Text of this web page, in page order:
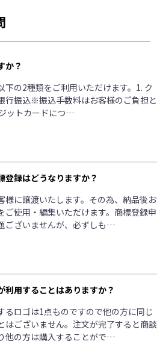
か？
下の2種類をご利用いただけます。1. ク
行振込※振込手数料はお客様のご負担と
ットカードにつ…
登録はどうなりますか？
様に譲渡いたします。その為、納品後お
ご使用・編集いただけます。商標登録申
ございませんが、必ずしも…
利用することはありますか？
るロゴは1点ものですので他の方に同じ
はございません。注文が完了すると商談
他の方は購入することがで…